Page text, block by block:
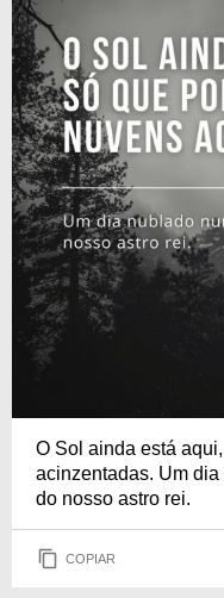
O Sol ainda está
acinzentadas. Um
do nosso astro rei.
COPIAR